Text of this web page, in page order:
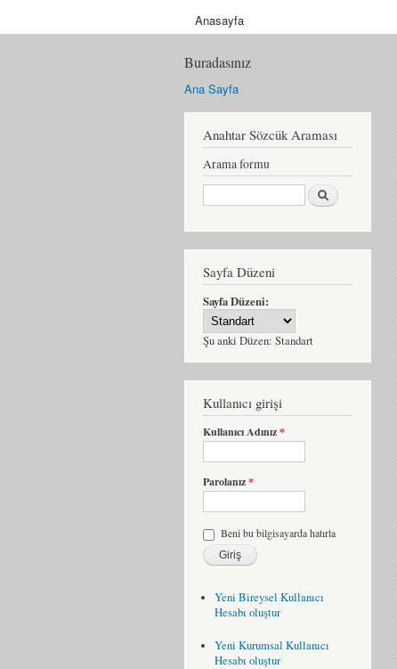
Anasayfa
Buradasınız
Ana Sayfa
Anahtar Sözcük Araması
Arama formu
Ara
Sayfa Düzeni
Sayfa Düzeni:
Şu anki Düzen: Standart
Kullanıcı girişi
Kullanıcı Adınız*
Parolanız*
Beni bu bilgisayarda hatırla
Yeni Bireysel Kullanıcı
Hesabı oluştur
Yeni Kurumsal Kullanıcı
Hesabı oluştur